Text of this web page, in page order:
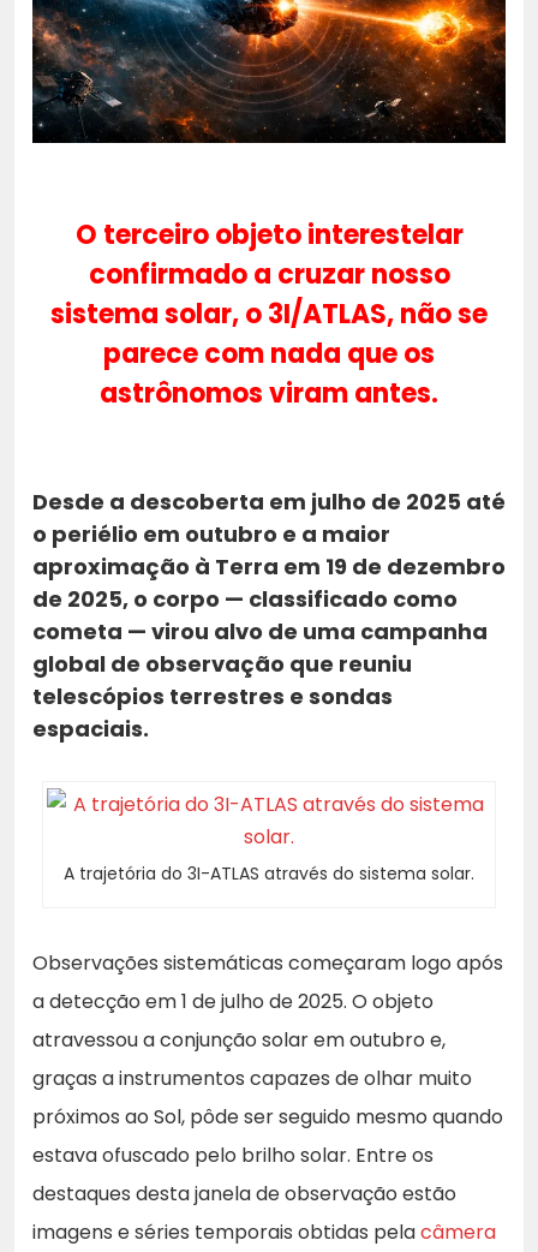
O terceiro objeto interestelar
confirmado a cruzar nosso
sistema solar, o 3I/ATLAS, não se
parece com nada que os
astrônomos viram antes.
Desde a descoberta em julho de 2025 até
o periélio em outubro e a maior
aproximação à Terra em 19 de dezembro
de 2025, o corpo — classificado como
cometa — virou alvo de uma campanha
global de observação que reuniu
telescópios terrestres e sondas
espaciais.
A trajetória do 3I-ATLAS através do sistema solar.
Observações sistemáticas começaram logo após
a detecção em 1 de julho de 2025. O objeto
atravessou a conjunção solar em outubro e,
graças a instrumentos capazes de olhar muito
próximos ao Sol, pôde ser seguido mesmo quando
estava ofuscado pelo brilho solar. Entre os
destaques desta janela de observação estão
imagens e séries temporais obtidas pelacâmera